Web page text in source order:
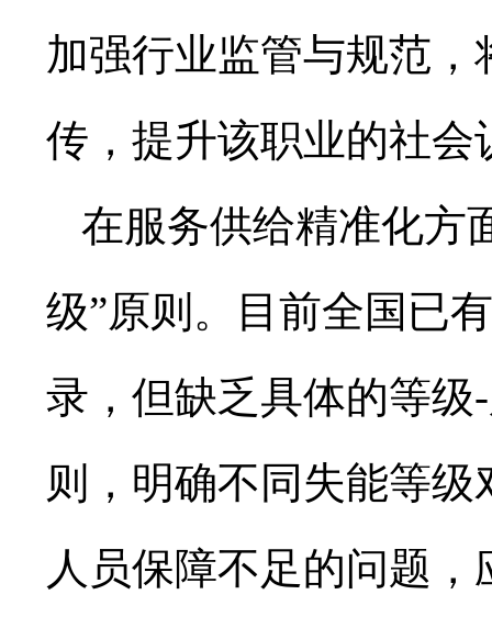
加强行业监管与规范，
传，提升该职业的社会
在服务供给精准化方
级”原则。目前全国已
录，但缺乏具体的等
则，明确不同失能等
人员保障不足的问题